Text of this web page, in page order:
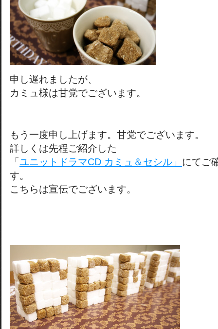
申し遅れましたが、
カミュ様は甘党でございます。
もう一度申し上げます。甘党でございます。
詳しくは先程ご紹介した
「 ユニットドラマCD カミュ＆セシル」 にてご
す。
こちらは宣伝でございます。